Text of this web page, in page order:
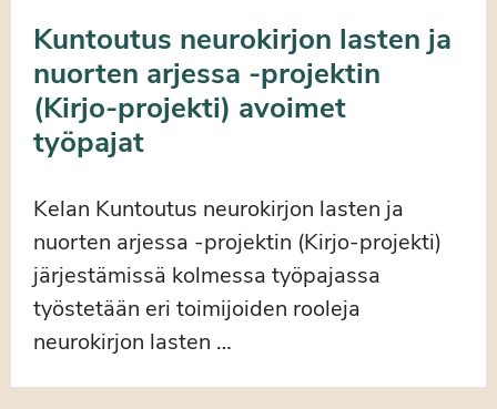
Kuntoutus neurokirjon lasten ja
nuorten arjessa -projektin
(Kirjo-projekti) avoimet
työpajat
Kelan Kuntoutus neurokirjon lasten ja
nuorten arjessa -projektin (Kirjo-projekti)
järjestämissä kolmessa työpajassa
työstetään eri toimijoiden rooleja
neurokirjon lasten …